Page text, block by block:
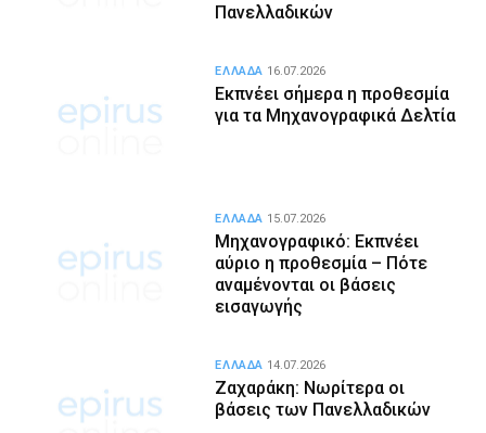
Πανελλαδικών
Εκπνέει σήμερα η προθεσμία
για τα Μηχανογραφικά Δελτία
ΕΛΛΑΔΑ 16.07.2026
Μηχανογραφικό: Εκπνέει
αύριο η προθεσμία – Πότε
αναμένονται οι βάσεις
εισαγωγής
ΕΛΛΑΔΑ 15.07.2026
Ζαχαράκη: Νωρίτερα οι
βάσεις των Πανελλαδικών
ΕΛΛΑΔΑ 14.07.2026